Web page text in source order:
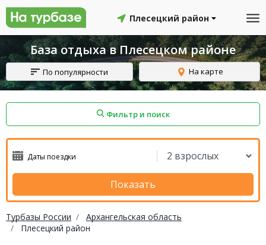
Плесецкий район
База отдыха в Плесецком районе
По популярности На карте
Фильтр и поиск
Показать
Турбазы России
Архангельская область
Плесецкий район
Смоленский район Топчихинский район